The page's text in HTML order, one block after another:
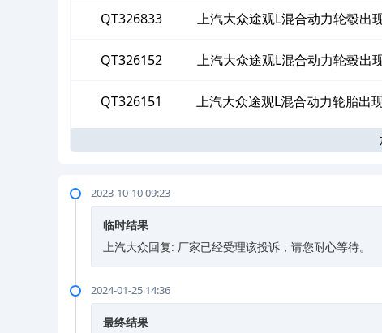
QT326833 上汽大众途观L混合动力轮毂出
为由
QT326152 上汽大众途观L混合动力轮毂出
为由
QT326151 上汽大众途观L混合动力轮胎出
2023-10-10 09:23
临时结果
上汽大众回复: 厂家已经受理该投诉，请您耐心等待。
2024-01-25 14:36
最终结果